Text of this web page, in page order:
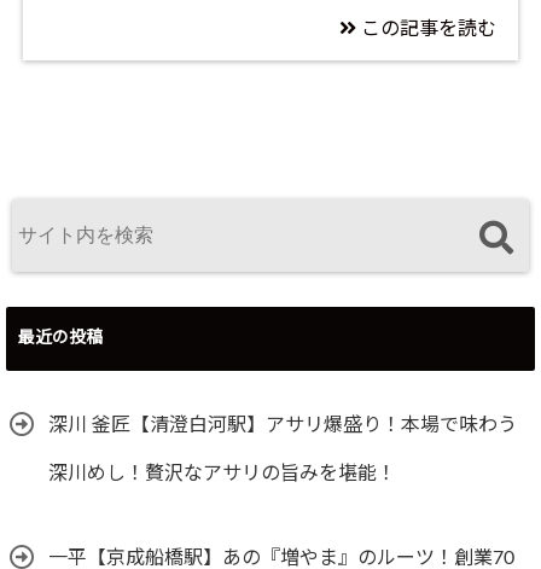
この記事を読む
最近の投稿
深川 釜匠【清澄白河駅】アサリ爆盛り！本場で味わう
深川めし！贅沢なアサリの旨みを堪能！
一平【京成船橋駅】あの『増やま』のルーツ！創業70